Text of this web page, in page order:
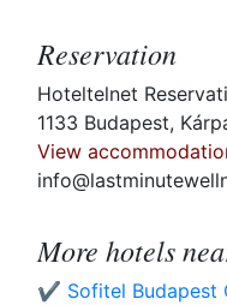
Reservation
Hoteltelnet
1133 Budapest,
View
More hotels
✔️ Sofitel Budapest